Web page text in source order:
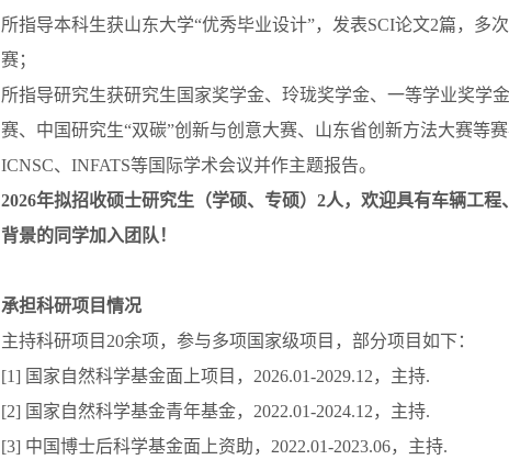
所指导本科生获山东大学“优秀毕业设计”，发表SCI论文2篇，多
赛；
所指导研究生获研究生国家奖学金、玲珑奖学金、一等学业奖学
赛、中国研究生“双碳”创新与创意大赛、山东省创新方法大赛等
ICNSC、INFATS等国际学术会议并作主题报告。
2026年拟招收硕士研究生（学硕、专硕）2人，欢迎具有车辆工
背景的同学加入团队！
承担科研项目情况
主持科研项目20余项，参与多项国家级项目，部分项目如下：
[1] 国家自然科学基金面上项目，2026.01-2029.12，主持.
[2] 国家自然科学基金青年基金，2022.01-2024.12，主持.
[3] 中国博士后科学基金面上资助，2022.01-2023.06，主持.